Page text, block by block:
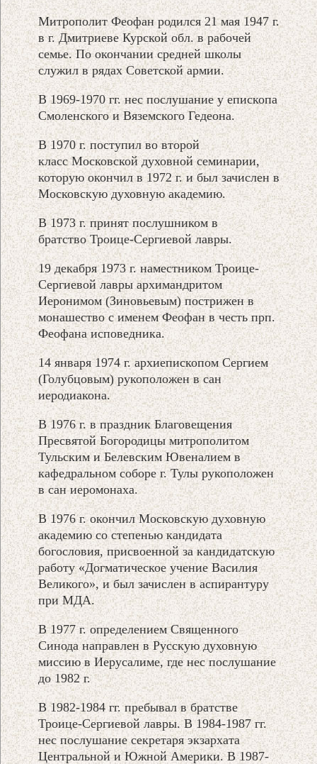
Митрополит Феофан родился 21 мая 1947 г.
в г. Дмитриеве Курской обл. в рабочей
семье. По окончании средней школы
служил в рядах Советской армии.
В 1969-1970 гг. нес послушание у епископа
Смоленского и Вяземского Гедеона.
В 1970 г. поступил во второй
класс Московской духовной семинарии,
которую окончил в 1972 г. и был зачислен в
Московскую духовную академию.
В 1973 г. принят послушником в
братство Троице-Сергиевой лавры.
19 декабря 1973 г. наместником Троице-
Сергиевой лавры архимандритом
Иеронимом (Зиновьевым) пострижен в
монашество с именем Феофан в честь прп.
Феофана исповедника.
14 января 1974 г. архиепископом Сергием
(Голубцовым) рукоположен в сан
иеродиакона.
В 1976 г. в праздник Благовещения
Пресвятой Богородицы митрополитом
Тульским и Белевским Ювеналием в
кафедральном соборе г. Тулы рукоположен
в сан иеромонаха.
В 1976 г. окончил Московскую духовную
академию со степенью кандидата
богословия, присвоенной за кандидатскую
работу «Догматическое учение Василия
Великого», и был зачислен в аспирантуру
при МДА.
В 1977 г. определением Священного
Синода направлен в Русскую духовную
миссию в Иерусалиме, где нес послушание
до 1982 г.
В 1982-1984 гг. пребывал в братстве
Троице-Сергиевой лавры. В 1984-1987 гг.
нес послушание секретаря экзархата
Центральной и Южной Америки. В 1987-